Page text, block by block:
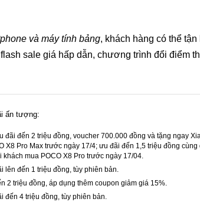
và máy tính bảng, khách hàng có thể
sale giá hấp dẫn, chương trình đổi điểm
ấn tượng:
đãi đến 2 triệu đồng, voucher 700.000 đồng và tặng ngay
X8 Pro Max trước ngày 17/4; ưu đãi đến 1,5 triệu đồng
mua POCO X8 Pro trước ngày 17/04.
lên đến 1 triệu đồng, tùy phiên bản.
2 triệu đồng, áp dụng thêm coupon giảm giá 15%.
đến 4 triệu đồng, tùy phiên bản.